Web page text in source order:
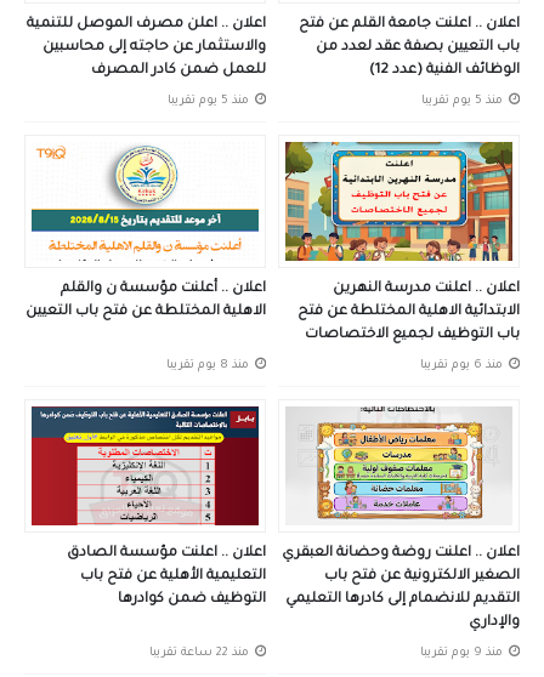
اعلان .. اعلنت جامعة القلم عن فتح
باب التعيين بصفة عقد لعدد من
الوظائف الفنية (عدد 12)
منذ 5 يوم تقريبا
اعلان .. اعلن مصرف الموصل للتنمية
والاستثمار عن حاجته إلى محاسبين
للعمل ضمن كادر المصرف
منذ 5 يوم تقريبا
اعلان .. اعلنت مدرسة النهرين
الابتدائية الاهلية المختلطة عن فتح
باب التوظيف لجميع الاختصاصات
منذ 6 يوم تقريبا
اعلان .. أعلنت مؤسسة ن والقلم
الاهلية المختلطة عن فتح باب التعيين
منذ 8 يوم تقريبا
اعلان .. اعلنت روضة وحضانة العبقري
الصغير الالكترونية عن فتح باب
التقديم للانضمام إلى كادرها التعليمي
والإداري
منذ 9 يوم تقريبا
اعلان .. اعلنت مؤسسة الصادق
التعليمية الأهلية عن فتح باب
التوظيف ضمن كوادرها
منذ 22 ساعة تقريبا